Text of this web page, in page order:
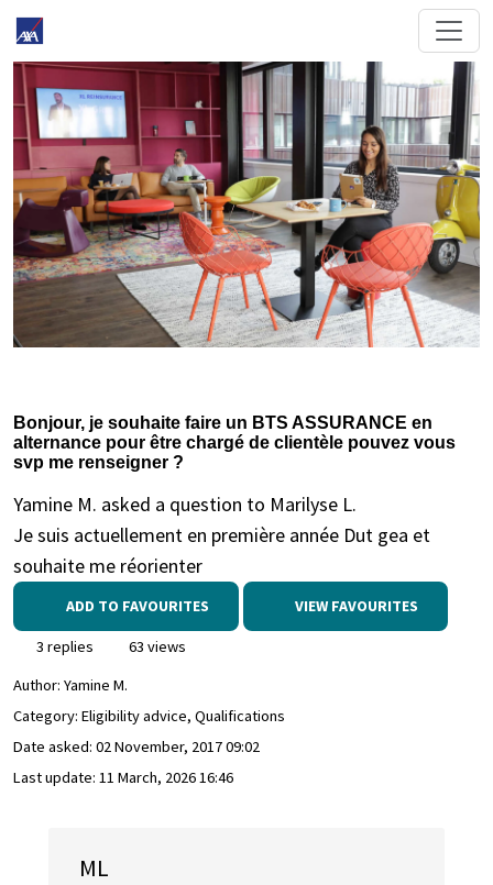
Bonjour, je souhaite faire un BTS ASSURANCE en
alternance pour être chargé de clientèle pouvez vous
svp me renseigner ?
Yamine M. asked a question to Marilyse L.
Je suis actuellement en première année Dut gea et
souhaite me réorienter
ADD TO FAVOURITES VIEW FAVOURITES
3 replies
63 views
Author: Yamine M.
Category: Eligibility advice, Qualifications
Date asked: 02 November, 2017 09:02
Last update: 11 March, 2026 16:46
ML